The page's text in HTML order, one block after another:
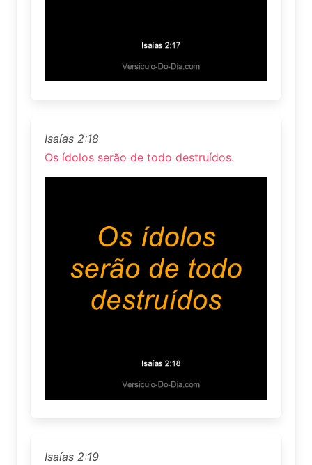
Isaías 2:18
Os ídolos serão de todo destruídos.
Isaías 2:19